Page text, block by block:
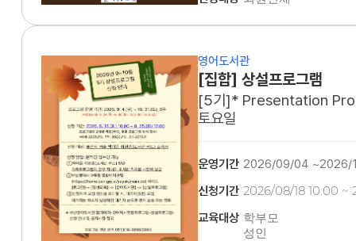
영어도서관
[집합] 상설프로그램
[5기]* Presentation Pro
토요일
운영기간 2026/09/04 ~2026/
신청기간 2026/08/18 10:00 ~
교육대상 학부모
성인